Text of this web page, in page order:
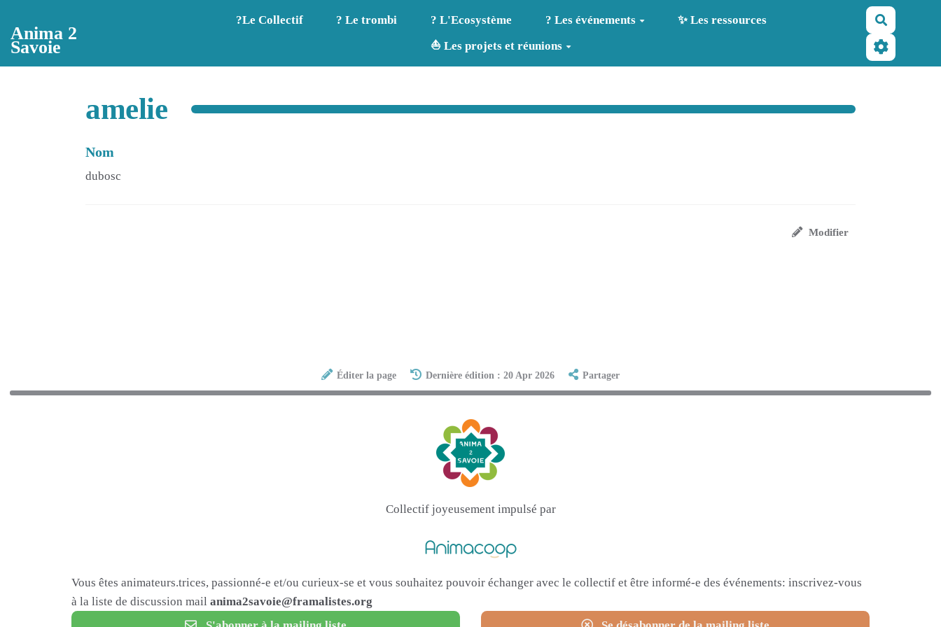
Anima 2
Savoie
?️Le Collectif ? Le trombi ? L'Ecosystème ? Les événements
✨ Les ressources
⛵ Les projets et réunions
amelie
Nom
dubosc
Modifier
Éditer la page Dernière édition : 20 Apr 2026 Partager
Collectif joyeusement impulsé par
Vous êtes animateurs.trices, passionné-e et/ou curieux-se et vous souhaitez pouvoir échanger avec le collectif et être informé-e des événements: inscrivez-vous
à la liste de discussion mail anima2savoie@framalistes.org